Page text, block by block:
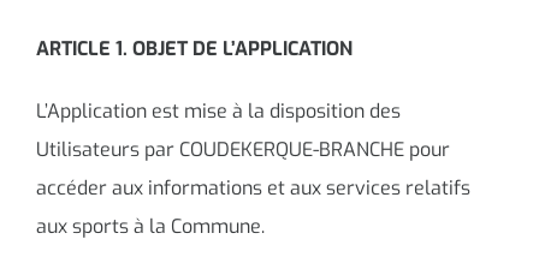
ARTICLE 1. OBJET DE L’APPLICATION
L’Application est mise à la disposition des
Utilisateurs par COUDEKERQUE-BRANCHE pour
accéder aux informations et aux services relatifs
aux sports à la Commune.